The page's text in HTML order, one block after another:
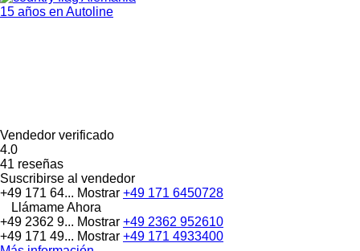
15 años en Autoline
Vendedor verificado
4.0
41 reseñas
Suscribirse al vendedor
+49 171 64... Mostrar +49 171 6450728
Llámame Ahora
+49 2362 9... Mostrar +49 2362 952610
+49 171 49... Mostrar +49 171 4933400